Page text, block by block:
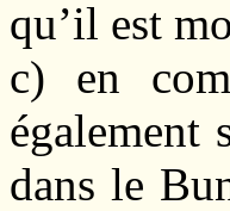
qu’il est
c) en
également
dans le